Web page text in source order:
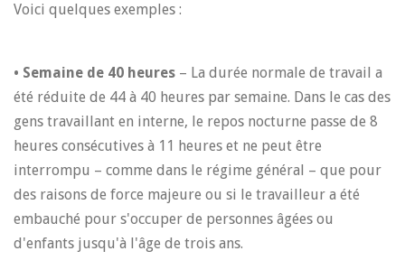
Voici quelques exemples :
• Semaine de 40 heures – La durée normale de travail a
été réduite de 44 à 40 heures par semaine. Dans le cas des
gens travaillant en interne, le repos nocturne passe de 8
heures consécutives à 11 heures et ne peut être
interrompu – comme dans le régime général – que pour
des raisons de force majeure ou si le travailleur a été
embauché pour s'occuper de personnes âgées ou
d'enfants jusqu'à l'âge de trois ans.